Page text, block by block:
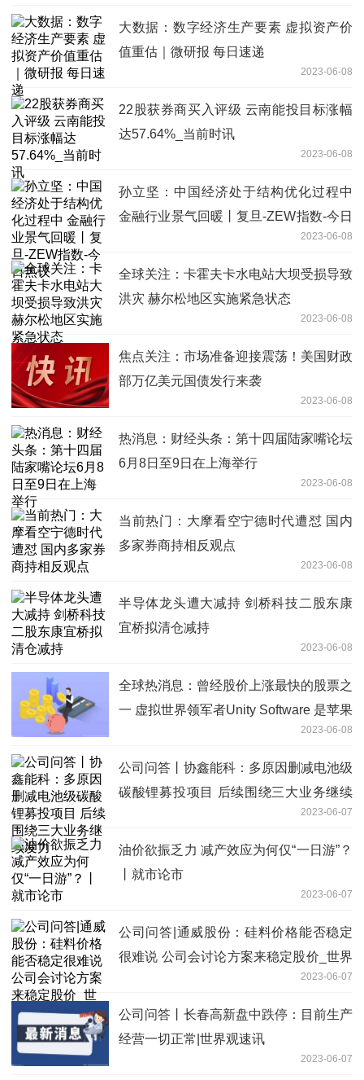
大数据：数字经济生产要素 虚拟资产价
值重估｜微研报 每日速递
2023-06-08
22股获券商买入评级 云南能投目标涨幅
达57.64%_当前时讯
2023-06-08
孙立坚：中国经济处于结构优化过程中
金融行业景气回暖丨复旦-ZEW指数-今日
2023-06-08
全球关注：卡霍夫卡水电站大坝受损导致
洪灾 赫尔松地区实施紧急状态
2023-06-08
焦点关注：市场准备迎接震荡！美国财政
部万亿美元国债发行来袭
2023-06-08
热消息：财经头条：第十四届陆家嘴论坛
6月8日至9日在上海举行
2023-06-08
当前热门：大摩看空宁德时代遭怼 国内
多家券商持相反观点
2023-06-08
半导体龙头遭大减持 剑桥科技二股东康
宜桥拟清仓减持
2023-06-08
全球热消息：曾经股价上涨最快的股票之
一 虚拟世界领军者Unity Software 是苹果
Vision Pro的最大受益者？| 从华尔街到
陆家嘴
2023-06-08
公司问答丨协鑫能科：多原因删减电池级
碳酸锂募投项目 后续围绕三大业务继续
2023-06-07
油价欲振乏力 减产效应为何仅“一日游”？
丨就市论市
2023-06-07
公司问答|通威股份：硅料价格能否稳定
很难说 公司会讨论方案来稳定股价_世界
2023-06-07
公司问答丨长春高新盘中跌停：目前生产
经营一切正常|世界观速讯
2023-06-07